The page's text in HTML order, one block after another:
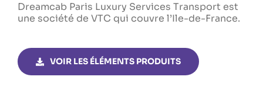
Dreamcab Paris Luxury Services Transport est
une société de VTC qui couvre l’Ile-de-France.
VOIR LES ÉLÉMENTS PRODUITS